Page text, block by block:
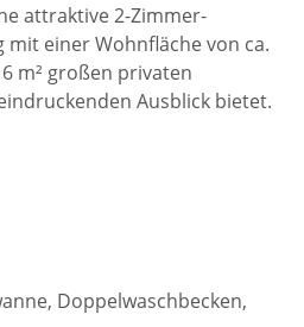
attraktive 2-Zimmer-
mit einer Wohnfläche von ca.
m² großen privaten
Ausblick bietet.
Doppelwaschbecken,